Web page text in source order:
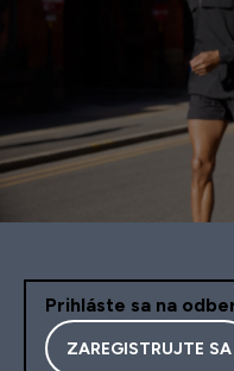
Prihláste sa na
ZAREGISTRUJTE SA